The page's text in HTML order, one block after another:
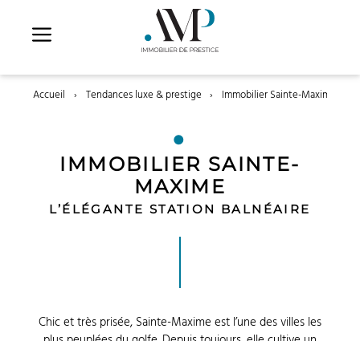
contenu
Accueil › Tendances luxe & prestige › Immobilier Sainte-Maxime
IMMOBILIER SAINTE-
MAXIME
L’ÉLÉGANTE STATION BALNÉAIRE
Chic et très prisée, Sainte-Maxime est l’une des villes les